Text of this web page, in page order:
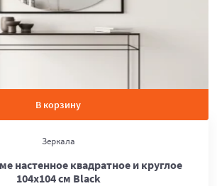
В корзину
Зеркала
настенное квадратное и круглое
104х104 см Black